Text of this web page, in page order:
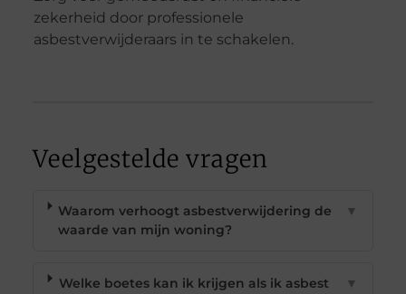
zekerheid door professionele
asbestverwijderaars in te schakelen.
Veelgestelde vragen
Waarom verhoogt asbestverwijdering de
waarde van mijn woning?
▼
Welke boetes kan ik krijgen als ik asbest
▼